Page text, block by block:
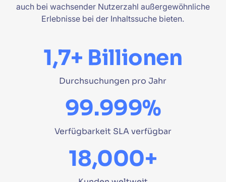
auch bei wachsender Nutzerzahl außergewöhnliche
Erlebnisse bei der Inhaltssuche bieten.
1,7+ Billionen
Durchsuchungen pro Jahr
99.999%
Verfügbarkeit SLA verfügbar
18,000+